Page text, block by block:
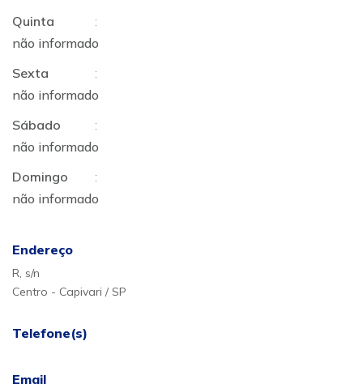
Quinta
:
não informado
Sexta
:
não informado
Sábado
:
não informado
Domingo
:
não informado
Endereço
R, s/n
Centro - Capivari / SP
Telefone(s)
Email